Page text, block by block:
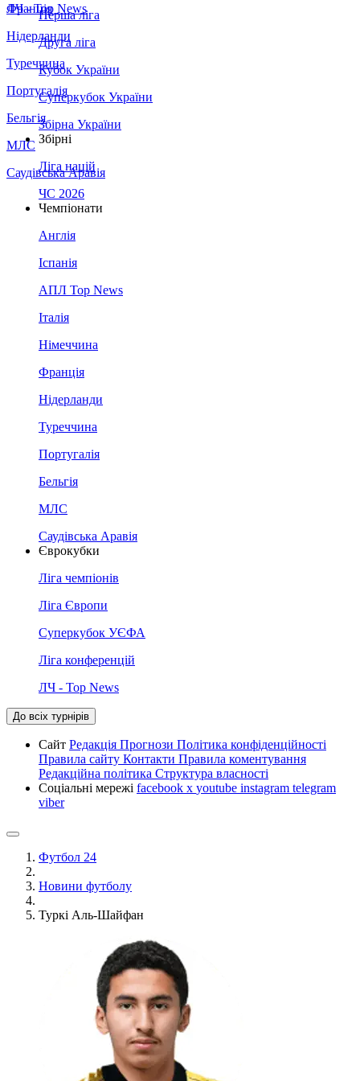
Франція
Нідерланди
Туреччина
Португалія
Бельгія
МЛС
Саудівська Аравія
ЛЧ - Top News
Перша ліга
Друга ліга
Кубок України
Суперкубок України
Збірна України
Збірні
Ліга націй
ЧС 2026
Чемпіонати
Англія
Іспанія
АПЛ Top News
Італія
Німеччина
Франція
Нідерланди
Туреччина
Португалія
Бельгія
МЛС
Саудівська Аравія
Єврокубки
Ліга чемпіонів
Ліга Європи
Суперкубок УЄФА
Ліга конференцій
ЛЧ - Top News
До всіх турнірів
Сайт Редакція Прогнози Політика конфіденційності
Правила сайту Контакти Правила коментування
Редакційна політика Структура власності
Соціальні мережі facebook x youtube instagram telegram
viber
Футбол 24
Новини футболу
Туркі Аль-Шайфан